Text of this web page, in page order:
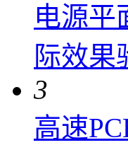
电源平
际效果
3
高速